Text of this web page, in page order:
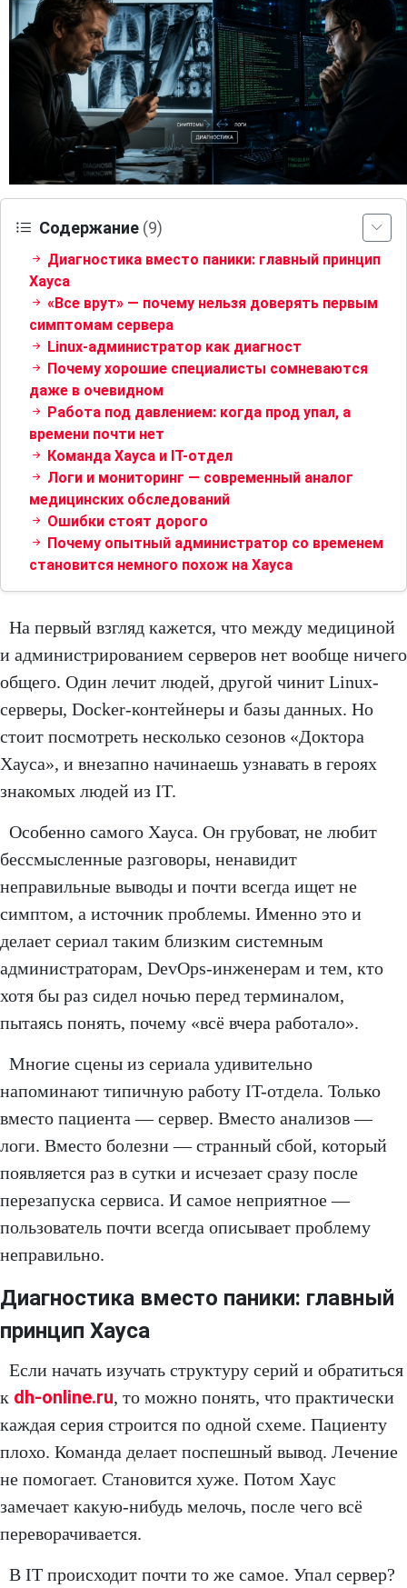
Содержание (9)
Диагностика вместо паники: главный принцип
Хауса
«Все врут» — почему нельзя доверять первым
симптомам сервера
Linux-администратор как диагност
Почему хорошие специалисты сомневаются
даже в очевидном
Работа под давлением: когда прод упал, а
времени почти нет
Команда Хауса и IT-отдел
Логи и мониторинг — современный аналог
медицинских обследований
Ошибки стоят дорого
Почему опытный администратор со временем
становится немного похож на Хауса
На первый взгляд кажется, что между медициной
и администрированием серверов нет вообще ничего
общего. Один лечит людей, другой чинит Linux-
серверы, Docker-контейнеры и базы данных. Но
стоит посмотреть несколько сезонов «Доктора
Хауса», и внезапно начинаешь узнавать в героях
знакомых людей из IT.
Особенно самого Хауса. Он грубоват, не любит
бессмысленные разговоры, ненавидит
неправильные выводы и почти всегда ищет не
симптом, а источник проблемы. Именно это и
делает сериал таким близким системным
администраторам, DevOps-инженерам и тем, кто
хотя бы раз сидел ночью перед терминалом,
пытаясь понять, почему «всё вчера работало».
Многие сцены из сериала удивительно
напоминают типичную работу IT-отдела. Только
вместо пациента — сервер. Вместо анализов —
логи. Вместо болезни — странный сбой, который
появляется раз в сутки и исчезает сразу после
перезапуска сервиса. И самое неприятное —
пользователь почти всегда описывает проблему
неправильно.
Диагностика вместо паники: главный
принцип Хауса
Если начать изучать структуру серий и обратиться
к dh-online.ru, то можно понять, что практически
каждая серия строится по одной схеме. Пациенту
плохо. Команда делает поспешный вывод. Лечение
не помогает. Становится хуже. Потом Хаус
замечает какую-нибудь мелочь, после чего всё
переворачивается.
В IT происходит почти то же самое. Упал сервер?